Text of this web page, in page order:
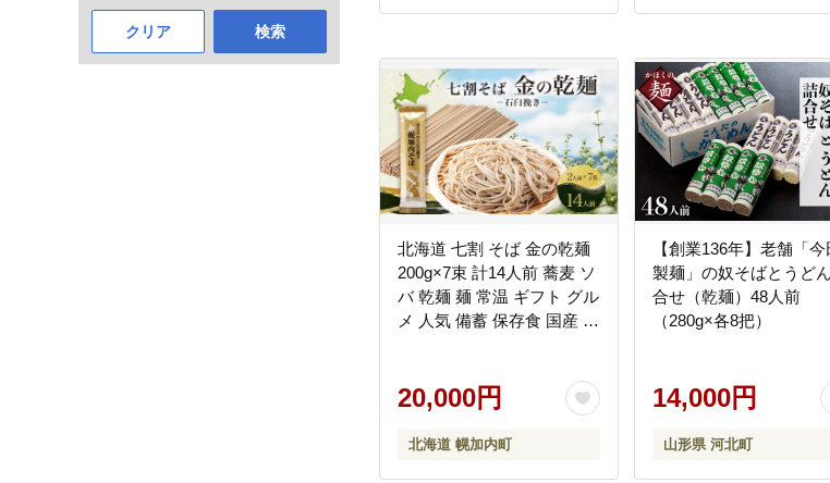
クリア 検索
北海道 七割 そば 金の乾麺
200g×7束 計14人前 蕎麦 ソ
バ 乾麺 麺 常温 ギフト グル
メ 人気 備蓄 保存食 国産 七
い 霧立そば製
20,000円
北海道 幌加内町
【創業136年】老舗「今
製麺」の奴そばとうど
合せ（乾麺）48人前
（280g×各8把）
14,000円
山形県 河北町